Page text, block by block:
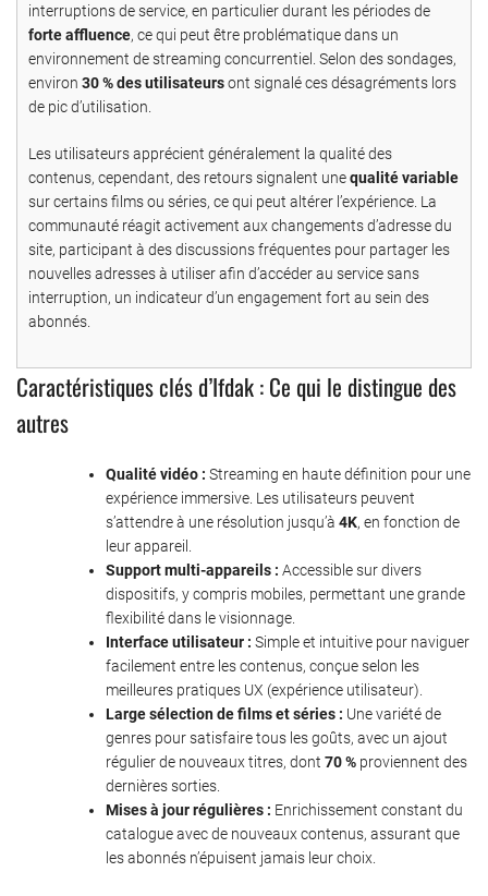
interruptions de service, en particulier durant les périodes de
forte affluence, ce qui peut être problématique dans un
environnement de streaming concurrentiel. Selon des sondages,
environ 30 % des utilisateursont signalé ces désagréments lors
de pic d’utilisation.
Les utilisateurs apprécient généralement la qualité des
contenus, cependant, des retours signalent unequalité variable
sur certains films ou séries, ce qui peut altérer l’expérience. La
communauté réagit activement aux changements d’adresse du
site, participant à des discussions fréquentes pour partager les
nouvelles adresses à utiliser afin d’accéder au service sans
interruption, un indicateur d’un engagement fort au sein des
abonnés.
Caractéristiques clés d’Ifdak : Ce qui le distingue des
autres
Qualité vidéo : Streaming en haute définition pour une
expérience immersive. Les utilisateurs peuvent
s’attendre à une résolution jusqu’à 4K, en fonction de
leur appareil.
Support multi-appareils : Accessible sur divers
dispositifs, y compris mobiles, permettant une grande
flexibilité dans le visionnage.
Interface utilisateur : Simple et intuitive pour naviguer
facilement entre les contenus, conçue selon les
meilleures pratiques UX (expérience utilisateur).
Large sélection de films et séries : Une variété de
genres pour satisfaire tous les goûts, avec un ajout
régulier de nouveaux titres, dont 70 % proviennent des
dernières sorties.
Mises à jour régulières : Enrichissement constant du
catalogue avec de nouveaux contenus, assurant que
les abonnés n’épuisent jamais leur choix.